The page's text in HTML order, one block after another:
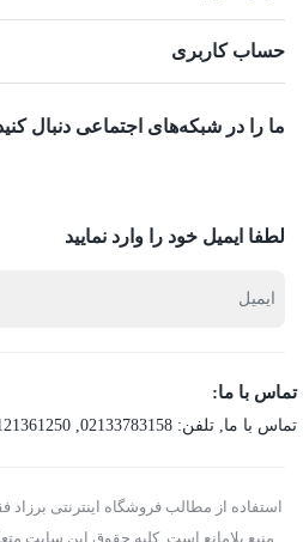
حساب کاربری
ما را در شبکه‌های اجتماعی دنبال
لطفا ایمیل خود را وارد نمایید
تماس با ما:
تماس با ما, تلفن: 02133783158
,
استفاده از مطالب فروشگاه اینترنتی برزاد
منبع بلامانع است. کلیه حقوق این سایت متعلق به